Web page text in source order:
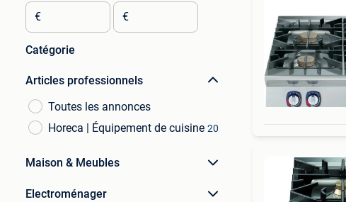
€ €
Catégorie
Articles professionnels
Toutes les annonces
Horeca | Équipement de cuisine 20
Maison & Meubles
Electroménager